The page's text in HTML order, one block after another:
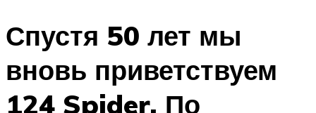
Спустя 50 лет мы
вновь приветствуем
124 Spider. По